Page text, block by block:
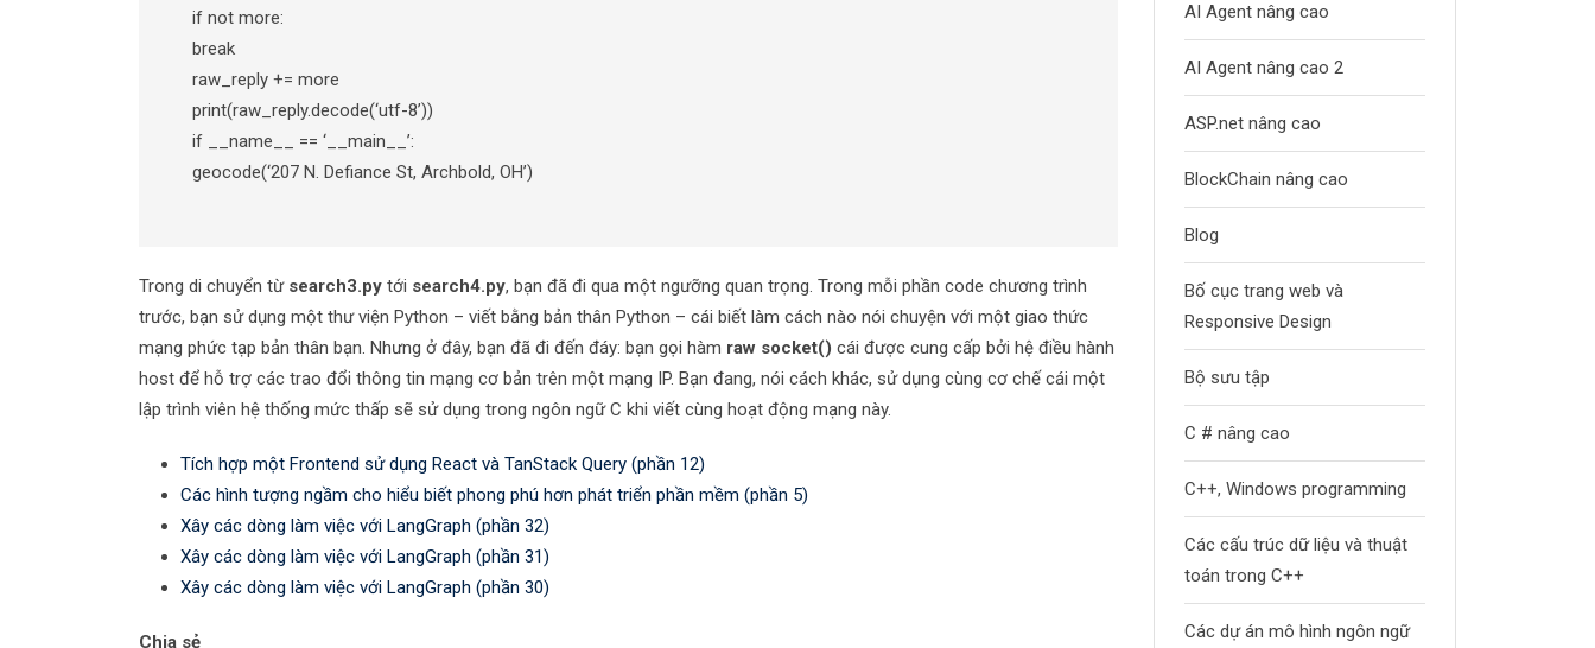
if not more:
break
raw_reply += more
print(raw_reply.decode(‘utf-8’))
if __name__ == ‘__main__’:
geocode(‘207 N. Defiance St, Archbold, OH’)
Trong di chuyển từ search3.py tới search4.py, bạn đã đi qua một ngưỡng quan trọng. Trong mỗi phần code chương trình
trước, bạn sử dụng một thư viện Python – viết bằng bản thân Python – cái biết làm cách nào nói chuyện với một giao thức
mạng phức tạp bản thân bạn. Nhưng ở đây, bạn đã đi đến đáy: bạn gọi hàm raw socket() cái được cung cấp bởi hệ điều hành
host để hỗ trợ các trao đổi thông tin mạng cơ bản trên một mạng IP. Bạn đang, nói cách khác, sử dụng cùng cơ chế cái một
lập trình viên hệ thống mức thấp sẽ sử dụng trong ngôn ngữ C khi viết cùng hoạt động mạng này.
Tích hợp một Frontend sử dụng React và TanStack Query (phần 12)
Các hình tượng ngầm cho hiểu biết phong phú hơn phát triển phần mềm (phần 5)
Xây các dòng làm việc với LangGraph (phần 32)
Xây các dòng làm việc với LangGraph (phần 31)
Xây các dòng làm việc với LangGraph (phần 30)
Chia sẻ
AI Agent nâng cao
AI Agent nâng cao 2
ASP.net nâng cao
BlockChain nâng cao
Blog
Bố cục trang web và
Responsive Design
Bộ sưu tập
C # nâng cao
C++, Windows programming
Các cấu trúc dữ liệu và thuật
toán trong C++
Các dự án mô hình ngôn ngữ